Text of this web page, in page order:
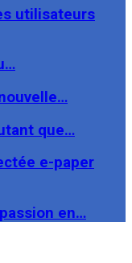
utilisateurs
que…
e-paper
en…